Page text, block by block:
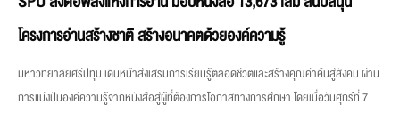
โครงการอ่านสร้างชาติ สร้างอนาคตด้วยองค์ความรู้
มหาวิทยาลัยศรีปทุม เดินหน้าส่งเสริมการเรียนรู้ตลอดชีวิตและสร้างคุณค่าคืนสู่สังคม ผ่าน
การแบ่งปันองค์ความรู้จากหนังสือสู่ผู้ที่ต้องการโอกาสทางการศึกษา โดยเมื่อวันศุกร์ที่ 7